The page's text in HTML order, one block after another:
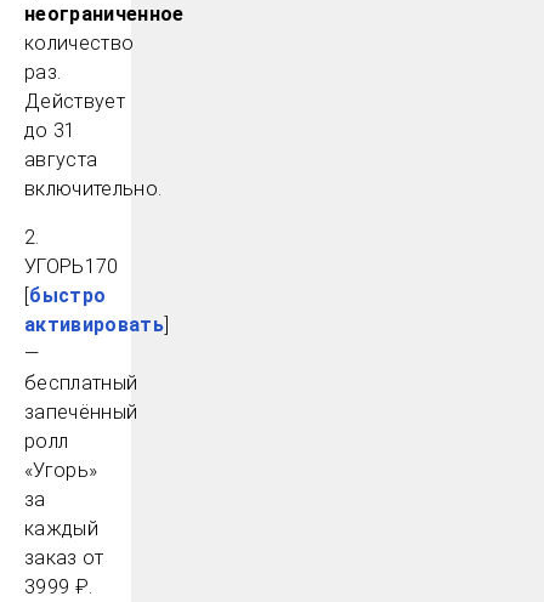
неограниченное
количество
раз.
Действует
до 31
августа
включительно.
2.
УГОРЬ170
[быстро
активировать]
—
бесплатный
запечённый
ролл
«Угорь»
за
каждый
заказ от
3999 ₽.